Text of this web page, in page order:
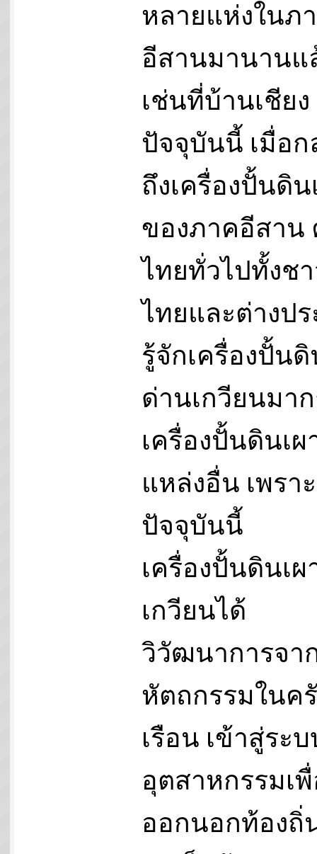
หลายแห่งในภ
อีสานมานานแ
เช่นที่บ้านเชีย
ปัจจุบันนี้ เมื่อก
ถึงเครื่องปั้นดิน
ของภาคอีสาน
ไทยทั่วไปทั้งช
ไทยและต่างปร
รู้จักเครื่องปั้นดิ
ด่านเกวียนมา
เครื่องปั้นดินเผ
แหล่งอื่น เพราะ
ปัจจุบันนี้
เครื่องปั้นดินเ
เกวียนได้
วิวัฒนาการจา
หัตถกรรมในค
เรือน เข้าสู่ระ
อุตสาหกรรมเ
ออกนอกท้องถิ่